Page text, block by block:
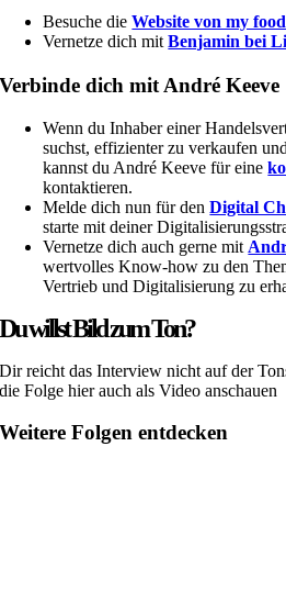
Besuche dieWebsite von my
Vernetze dich mitBenjamin bei
Verbinde dich mit André Keeve
Wenn du Inhaber einer
suchst, effizienter zu verkaufen
kannst du André Keeve für eine
kontaktieren.
Melde dich nun für denDigital
starte mit deiner
Vernetze dich auch gerne mit
wertvolles Know-how zu den
Vertrieb und Digitalisierung zu
Du willst Bild zum Ton?
Dir reicht das Interview nicht auf der
die Folge hier auch als Video anschauen
Weitere Folgen entdecken